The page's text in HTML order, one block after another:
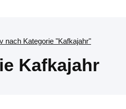
nach Kategorie "Kafkajahr"
Kafkajahr